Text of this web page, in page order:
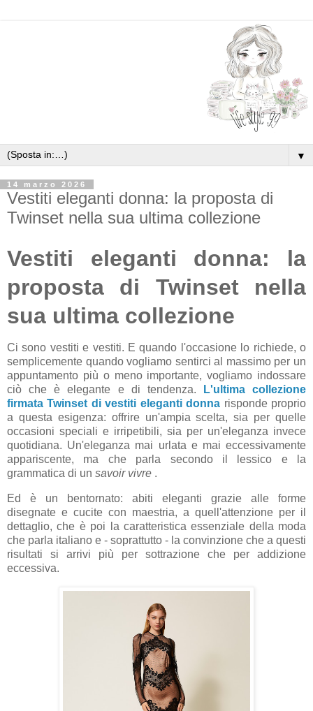
▼
14 marzo 2026
Vestiti eleganti donna: la proposta di
Twinset nella sua ultima collezione
Vestiti eleganti donna: la
proposta di Twinset nella
sua ultima collezione
Ci sono vestiti e vestiti. E quando l'occasione lo richiede, o
semplicemente quando vogliamo sentirci al massimo per un
appuntamento più o meno importante, vogliamo indossare
ciò che è elegante e di tendenza.
L'ultima collezione
firmata Twinset di vestiti eleganti donna risponde proprio
a questa esigenza: offrire un'ampia scelta, sia per quelle
occasioni speciali e irripetibili, sia per un'eleganza invece
quotidiana. Un'eleganza mai urlata e mai eccessivamente
appariscente, ma che parla secondo il lessico e la
grammatica di un savoir vivre .
Ed è un bentornato: abiti eleganti grazie alle forme
disegnate e cucite con maestria, a quell'attenzione per il
dettaglio, che è poi la caratteristica essenziale della moda
che parla italiano e - soprattutto - la convinzione che a questi
risultati si arrivi più per sottrazione che per addizione
eccessiva.